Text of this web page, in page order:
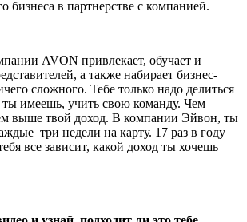
бизнеса в партнерстве с компанией.
AVON привлекает, обучает и
а также набирает бизнес-
сложного. Тебе только надо делиться
имеешь, учить свою команду. Чем
выше твой доход. В компании Эйвон, ты
три недели на карту. 17 раз в году
все зависит, какой доход ты хочешь